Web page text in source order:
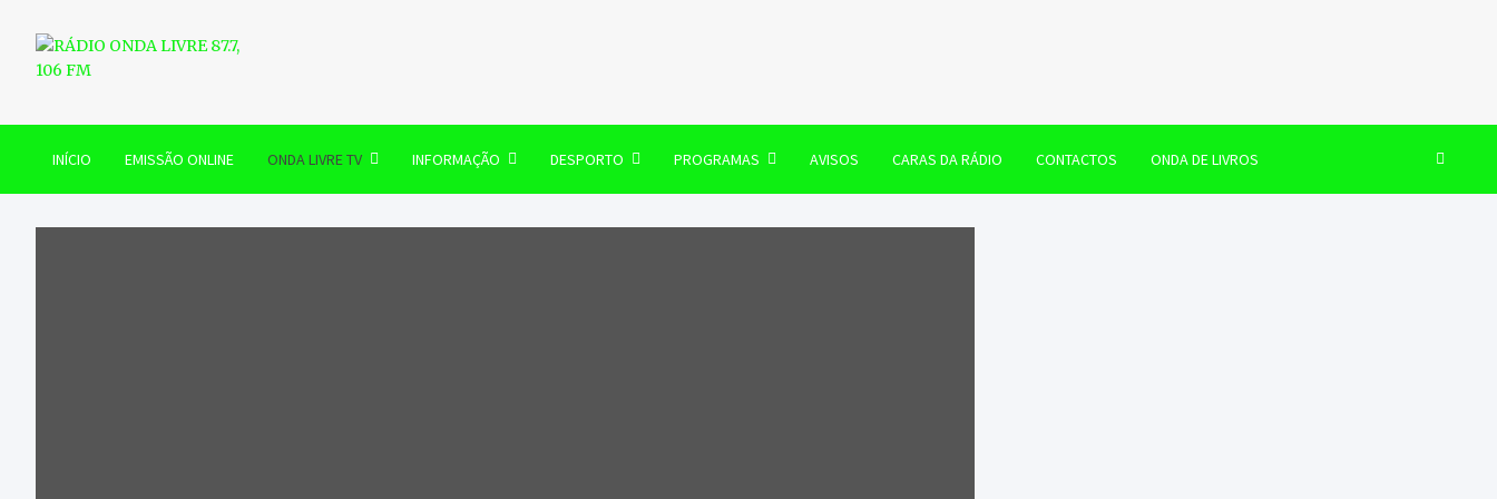
content
RÁDIO ONDA LIVRE 87.7, 106 FM
INÍCIO EMISSÃO ONLINE ONDA LIVRE TV INFORMAÇÃO DESPORTO PROGRAMAS AVISOS CARAS DA RÁDIO CONTACTOS ONDA DE LIVROS